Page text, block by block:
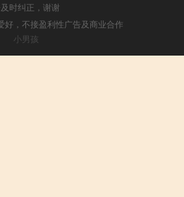
时纠正，谢谢
好，不接盈利性广告及商业合作
小男孩